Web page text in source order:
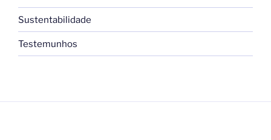
Sustentabilidade
Testemunhos